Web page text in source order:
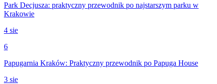
Park Decjusza: praktyczny przewodnik po najstarszym parku w
Krakowie
4 sie
6
Papugarnia Kraków: Praktyczny przewodnik po Papuga House
3 sie